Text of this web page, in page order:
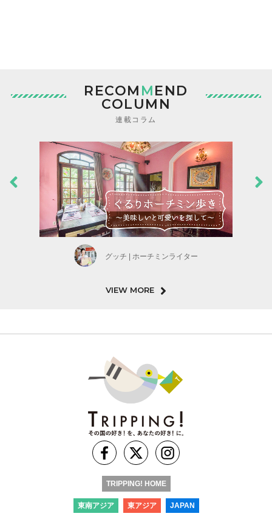
RECOM MEND
COLUMN
連載コラム
グッチ | ホーチミンライター
VIEW MORE
TRIPPING! HOME
東南アジア 東アジア JAPAN